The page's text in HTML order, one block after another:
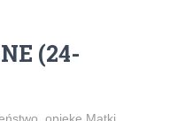
(24-
opiekę Matki